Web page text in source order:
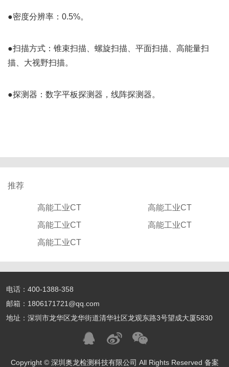
推荐
高能工业CT
高能工业CT
高能工业CT
高能工业CT
高能工业CT
●密度分辨率：0.5%。
●扫描方式：锥束扫描、螺旋扫描、平面扫描、高能量扫
描、大视野扫描。
●探测器：数字平板探测器，线阵探测器。
电话：400-1388-358
邮箱：1806171721@qq.com
地址：深圳市龙华区龙华街道清华社区龙观东路3号望成大厦5830
Copyright © 深圳奥龙检测科技有限公司 All Rights Reserved 备案